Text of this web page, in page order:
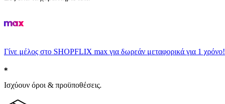
Γίνε μέλος στο SHOPFLIX max για δωρεάν μεταφορικά για 1 χρόνο!
Ισχύουν όροι & προϋποθέσεις.